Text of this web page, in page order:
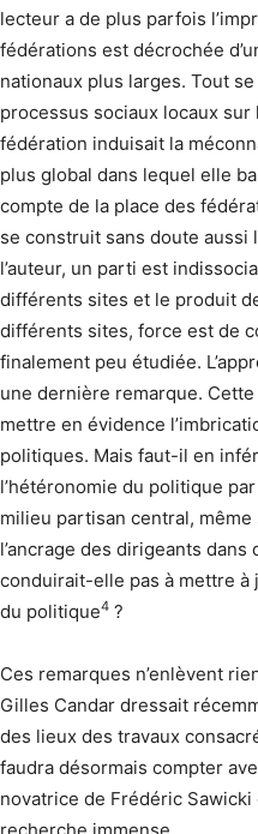
lecteur a de plus parfois
fédérations est décrochée
nationaux plus larges. Tout
processus sociaux locaux
fédération induisait la
plus global dans lequel elle
compte de la place des
se construit sans doute aussi
l’auteur, un parti est
différents sites et le produit
différents sites, force est de
finalement peu étudiée.
une dernière remarque.
mettre en évidence
politiques. Mais faut-il en
l’hétéronomie du politique
milieu partisan central,
l’ancrage des dirigeants
conduirait-elle pas à mettre à
du politique4 ?
Ces remarques n’enlèvent
Gilles Candar dressait
des lieux des travaux
faudra désormais compter
novatrice de Frédéric